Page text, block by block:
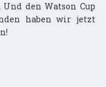
den Watson Cup
haben wir jetzt